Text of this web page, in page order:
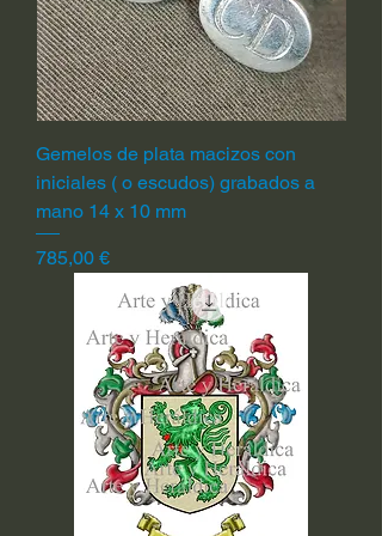
Gemelos de plata macizos con
iniciales ( o escudos) grabados a
mano 14 x 10 mm
Precio
785,00 €